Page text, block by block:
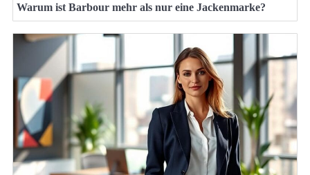
Warum ist Barbour mehr als nur eine Jackenmarke?